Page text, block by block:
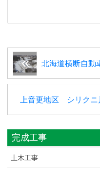
北海道横断自
上音更地区 シリク
完成工事
土木工事